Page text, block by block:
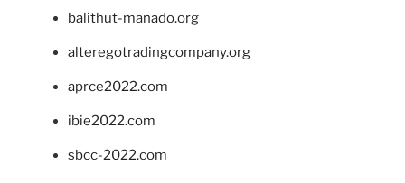
balithut-manado.org
alteregotradingcompany.org
aprce2022.com
ibie2022.com
sbcc-2022.com